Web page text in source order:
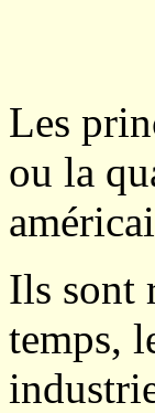
Les
ou la
Ils sont
temps,